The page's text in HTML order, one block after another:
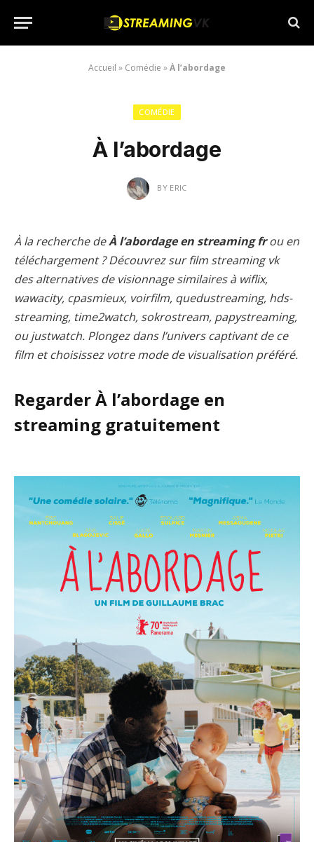
Accueil » Comédie »À l’abordage
COMÉDIE
À l’abordage
BY ERIC
À la recherche deÀ l’abordage en streaming frou en
téléchargement ? Découvrez sur film streaming vk
des alternatives de visionnage similaires à wiflix,
wawacity, cpasmieux, voirfilm, quedustreaming, hds-
streaming, time2watch, sokrostream, papystreaming,
ou justwatch. Plongez dans l’univers captivant de ce
film et choisissez votre mode de visualisation préféré.
Regarder À l’abordage en
streaming gratuitement